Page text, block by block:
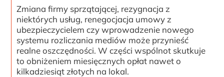
Zmiana firmy sprzątającej, rezygnacja z
niektórych usług, renegocjacja umowy z
ubezpieczycielem czy wprowadzenie nowego
systemu rozliczania mediów może przynieść
realne oszczędności. W części wspólnot skutkuje
to obniżeniem miesięcznych opłat nawet o
kilkadziesiąt złotych na lokal.